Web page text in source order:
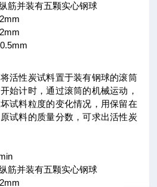
筋并装有五颗实心钢球
活性炭试料置于装有钢球的滚筒
始计时，通过滚筒的机械运动，
试料粒度的变化情况，用保留在
试料的质量分数，可求出活性炭
筋并装有五颗实心钢球